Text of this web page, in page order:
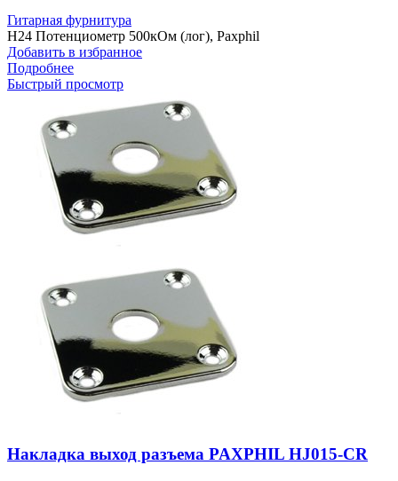
Гитарная фурнитура
H24 Потенциометр 500кОм (лог), Paxphil
Добавить в избранное
Подробнее
Быстрый просмотр
Накладка выход разъема PAXPHIL HJ015-CR